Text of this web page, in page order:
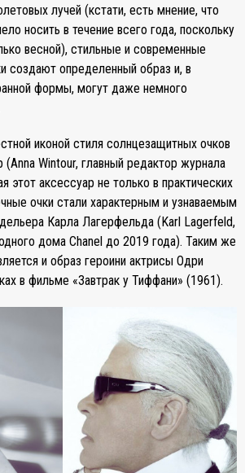
лучей (кстати, есть мнение, что
носить в течение всего года, поскольку
весной), стильные и современные
создают определенный образ и, в
формы, могут даже немного
иконой стиля солнцезащитных очков
(Anna Wintour, главный редактор журнала
этот аксессуар не только в практических
очки стали характерным и узнаваемым
Карла Лагерфельда (Karl Lagerfeld,
дома Chanel до 2019 года). Таким же
и образ героини актрисы Одри
в фильме «Завтрак у Тиффани» (1961).